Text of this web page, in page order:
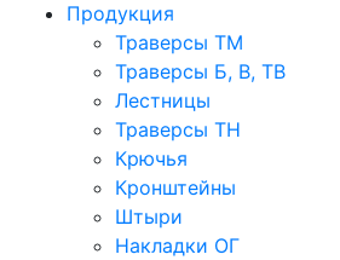
Продукция
Траверсы ТМ
Траверсы Б, В, ТВ
Лестницы
Траверсы ТН
Крючья
Кронштейны
Штыри
Накладки ОГ